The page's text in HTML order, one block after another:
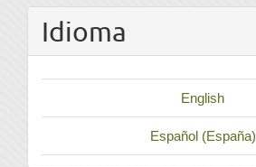
Idioma
English
Español (España)